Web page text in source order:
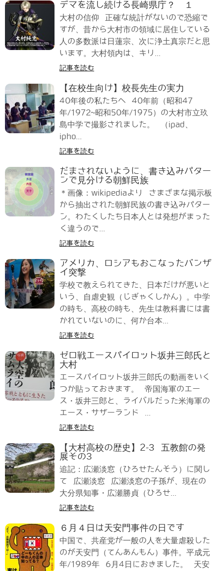
デマを流し続ける長崎県庁？ １
大村の信仰 正確な統計がないので恐縮で
すが、昔から大村市の領域に居住している
人の多数派は日蓮宗、次に浄土真宗だと思
います。大村領内は、キリ...
記事を読む
【在校生向け】校長先生の実力
40年後の私たちへ 40年前（昭和47
年/1972~昭和50年/1975）の大村市立玖
島中学で撮影されました。 （ipad、
ipho...
記事を読む
だまされないように、書き込みパター
ンで見分ける朝鮮民族
＊画像：wikipediaより さまざまな掲示板
から抽出された朝鮮民族の書き込みパター
ン。わたくしたち日本人とは発想がまった
く違うので...
記事を読む
アメリカ、ロシアもおこなったバンザ
イ突撃
学校で教えられてきた、日本だけが悪いと
いう、自虐史観（じぎゃくしかん）。中学
の時も、高校の時も、先生は教科書には書
かれていないのに、何か台本...
記事を読む
ゼロ戦エースパイロット坂井三郎氏と
大村
エースパイロット坂井三郎氏の動画をいく
つか貼っておきます。 帝国海軍のエー
ス・坂井三郎と、ライバルだった米海軍の
エース・サザーランド ...
記事を読む
【大村高校の歴史】2-3 五教館の発
展その3
追記：広瀬淡窓（ひろせたんそう）に関し
て 広瀬淡窓 広瀬淡窓の子孫が、現在の
大分県知事・広瀬勝貞（ひろせ...
記事を読む
６月４日は天安門事件の日です
中国で、共産党が一般の人を大量虐殺した
のが天安門（てんあんもん）事件。平成元
年/1989年 6月4日におきました。 天安